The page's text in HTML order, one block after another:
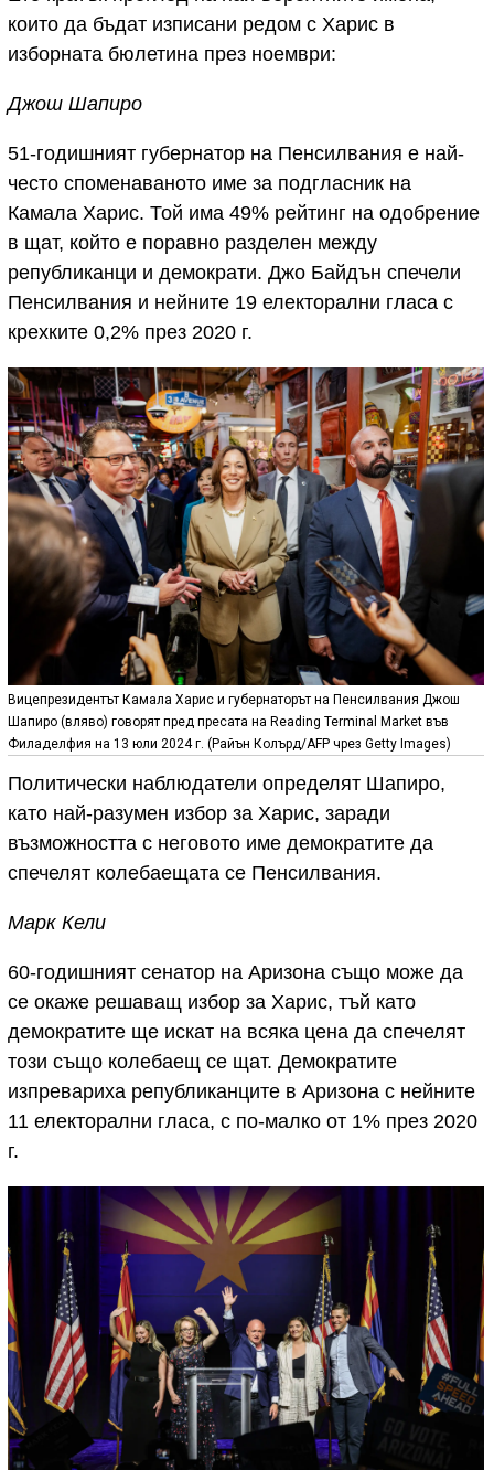
които да бъдат изписани редом с Харис в
изборната бюлетина през ноември:
Джош Шапиро
51-годишният губернатор на Пенсилвания е най-
често споменаваното име за подгласник на
Камала Харис. Той има 49% рейтинг на одобрение
в щат, който е поравно разделен между
републиканци и демократи. Джо Байдън спечели
Пенсилвания и нейните 19 електорални гласа с
крехките 0,2% през 2020 г.
Вицепрезидентът Камала Харис и губернаторът на Пенсилвания Джош
Шапиро (вляво) говорят пред пресата на Reading Terminal Market във
Филаделфия на 13 юли 2024 г. (Райън Колърд/AFP чрез Getty Images)
Политически наблюдатели определят Шапиро,
като най-разумен избор за Харис, заради
възможността с неговото име демократите да
спечелят колебаещата се Пенсилвания.
Марк Кели
60-годишният сенатор на Аризона също може да
се окаже решаващ избор за Харис, тъй като
демократите ще искат на всяка цена да спечелят
този също колебаещ се щат. Демократите
изпревариха републиканците в Аризона с нейните
11 електорални гласа, с по-малко от 1% през 2020
г.